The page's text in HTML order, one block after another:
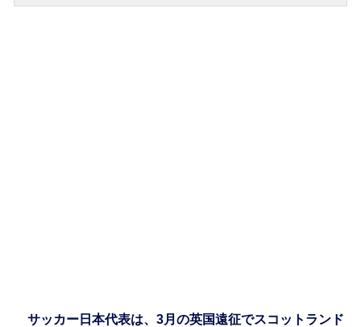
サッカー日本代表は、3月の英国遠征でスコットランド